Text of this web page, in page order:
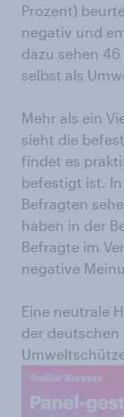
Prozent)
negativ und
dazu sehen
selbst als
Mehr als ein
sieht die
findet es
befestigt ist.
Befragten
haben in der
Befragte im
negative
Eine neutrale
der deutschen